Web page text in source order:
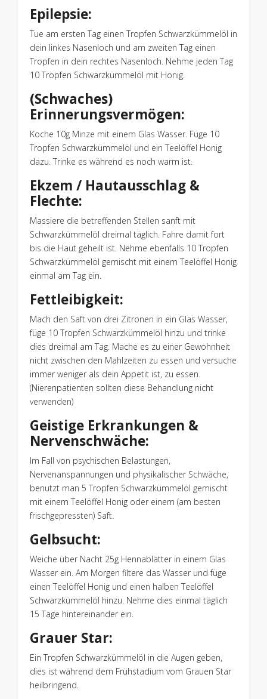
Epilepsie:
Tue am ersten Tag einen Tropfen Schwarzkümmelöl in
dein linkes Nasenloch und am zweiten Tag einen
Tropfen in dein rechtes Nasenloch. Nehme jeden Tag
10 Tropfen Schwarzkümmelöl mit Honig.
(Schwaches)
Erinnerungsvermögen:
Koche 10g Minze mit einem Glas Wasser. Füge 10
Tropfen Schwarzkümmelöl und ein Teelöffel Honig
dazu. Trinke es während es noch warm ist.
Ekzem / Hautausschlag &
Flechte:
Massiere die betreffenden Stellen sanft mit
Schwarzkümmelöl dreimal täglich. Fahre damit fort
bis die Haut geheilt ist. Nehme ebenfalls 10 Tropfen
Schwarzkümmelöl gemischt mit einem Teelöffel Honig
einmal am Tag ein.
Fettleibigkeit:
Mach den Saft von drei Zitronen in ein Glas Wasser,
füge 10 Tropfen Schwarzkümmelöl hinzu und trinke
dies dreimal am Tag. Mache es zu einer Gewohnheit
nicht zwischen den Mahlzeiten zu essen und versuche
immer weniger als dein Appetit ist, zu essen.
(Nierenpatienten sollten diese Behandlung nicht
verwenden)
Geistige Erkrankungen &
Nervenschwäche:
Im Fall von psychischen Belastungen,
Nervenanspannungen und physikalischer Schwäche,
benutzt man 5 Tropfen Schwarzkümmelöl gemischt
mit einem Teelöffel Honig oder einem (am besten
frischgepressten) Saft.
Gelbsucht:
Weiche über Nacht 25g Hennablätter in einem Glas
Wasser ein. Am Morgen filtere das Wasser und füge
einen Teelöffel Honig und einen halben Teelöffel
Schwarzkümmelöl hinzu. Nehme dies einmal täglich
15 Tage hintereinander ein.
Grauer Star:
Ein Tropfen Schwarzkümmelöl in die Augen geben,
dies ist während dem Frühstadium vom Grauen Star
heilbringend.